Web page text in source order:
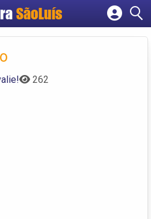
SãoLuís
Cadastrar empresa
Criar conta
262